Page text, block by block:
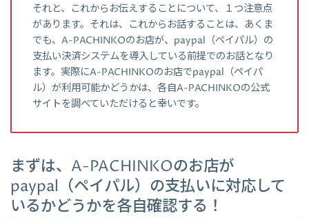
それと、これからお伝えすることについて、１つ注意点
があります。それは、これからお話することは、あくま
でも、A-PACHINKOのお店が、paypal（ペイパル）の
支払い決済システムを導入している前提でのお話となり
ます。実際にA-PACHINKOのお店でpaypal（ペイパ
ル）が利用可能かどうかは、各自A-PACHINKOの公式
サイトを調べていただけると幸いです。
まずは、A-PACHINKOのお店が
paypal（ペイパル）の支払いに対応して
いるかどうかを各自確認する！